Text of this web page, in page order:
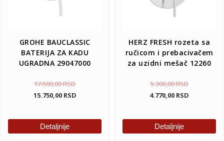
GROHE BAUCLASSIC
BATERIJA ZA KADU
UGRADNA 29047000
17.500,00RSD
15.750,00 RSD
Detaljnije
HERZ FRESH rozeta sa
ručicom i prebacivačem
za uzidni mešač 12260
5.300,00RSD
4.770,00 RSD
Detaljnije